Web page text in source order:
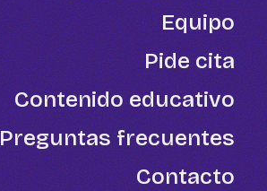
Equipo
Pide cita
Contenido educativo
Preguntas frecuentes
Contacto